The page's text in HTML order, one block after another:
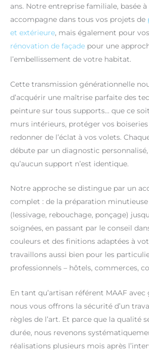
ans. Notre entreprise familiale, basée à
accompagne dans tous vos projets de
et extérieure, mais également pour
rénovation de façade pour une
l’embellissement de votre habitat.
Cette transmission générationnelle
d’acquérir une maîtrise parfaite des
peinture sur tous supports… que ce
murs intérieurs, protéger vos
redonner de l’éclat à vos volets.
débute par un diagnostic
qu’aucun support n’est identique.
Notre approche se distingue par un
complet : de la préparation minutieuse
(lessivage, rebouchage, ponçage)
soignées, en passant par le conseil
couleurs et des finitions adaptées à
travaillons aussi bien pour les
professionnels – hôtels, commerces,
En tant qu’artisan référent MAAF avec
nous vous offrons la sécurité d’un
règles de l’art. Et parce que la qualité
durée, nous revenons
réalisations plusieurs mois après